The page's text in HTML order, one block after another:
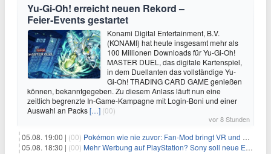
Yu‑Gi‑Oh! erreicht neuen Rekord –
Feier‑Events gestartet
Konami Digital Entertainment, B.V.
(KONAMI) hat heute insgesamt mehr als
100 Millionen Downloads für Yu-Gi-Oh!
MASTER DUEL, das digitale Kartenspiel,
in dem Duellanten das vollständige Yu-
Gi-Oh! TRADING CARD GAME genießen
können, bekanntgegeben. Zu diesem Anlass läuft nun eine
zeitlich begrenzte In-Game-Kampagne mit Login-Boni und einer
Auswahl an Packs[…] (00)
vor 8 Stunden
05.08. 19:00 | (00) Pokémon wie nie zuvor: Fan-Mod bringt VR und Ego-Perspektive nach Kanto
05.08. 18:30 | (00) Mehr Werbung auf PlayStation? Sony soll neue Einnahmequellen prüfen